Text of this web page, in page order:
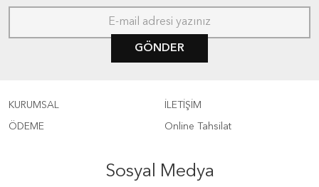
GÖNDER
KURUMSAL
ÖDEME
İLETİŞİM
Online Tahsilat
Sosyal Medya